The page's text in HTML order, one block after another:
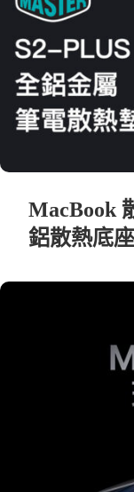
MacBook
鋁散熱底座